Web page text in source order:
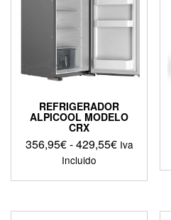
REFRIGERADOR
ALPICOOL MODELO
CRX
356,95€-429,55€Rango
Iva
Incluido
Este
tiene